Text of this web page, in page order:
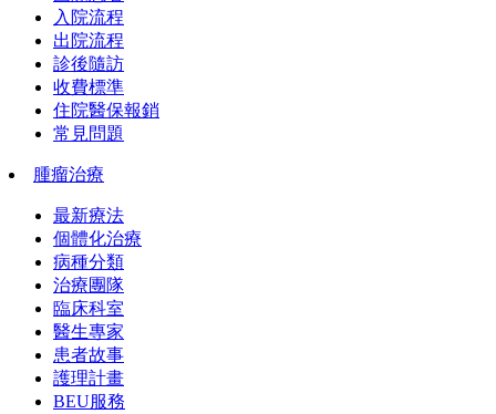
入院流程
出院流程
診後隨訪
收費標準
住院醫保報銷
常見問題
腫瘤治療
最新療法
個體化治療
病種分類
治療團隊
臨床科室
醫生專家
患者故事
護理計畫
BEU服務